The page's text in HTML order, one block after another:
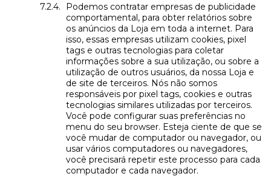
Podemos contratar empresas de publicidade
comportamental, para obter relatórios sobre
os anúncios da Loja em toda a internet. Para
isso, essas empresas utilizam cookies, pixel
tags e outras tecnologias para coletar
informações sobre a sua utilização, ou sobre a
utilização de outros usuários, da nossa Loja e
de site de terceiros. Nós não somos
responsáveis por pixel tags, cookies e outras
tecnologias similares utilizadas por terceiros.
Você pode configurar suas preferências no
menu do seu browser. Esteja ciente de que se
você mudar de computador ou navegador, ou
usar vários computadores ou navegadores,
você precisará repetir este processo para cada
computador e cada navegador.